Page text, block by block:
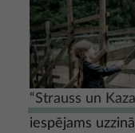
“Strauss un
iespējams